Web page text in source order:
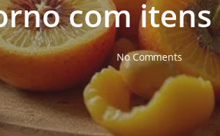
com itens
No Comments